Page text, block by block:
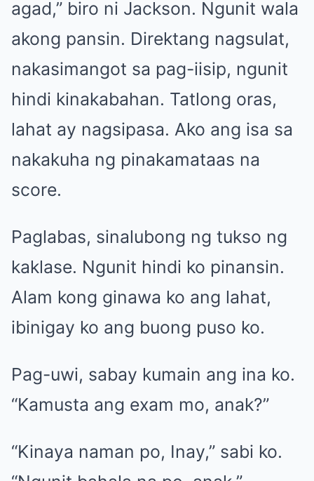
agad,” biro ni Jackson. Ngunit wala
akong pansin. Direktang nagsulat,
nakasimangot sa pag-iisip, ngunit
hindi kinakabahan. Tatlong oras,
lahat ay nagsipasa. Ako ang isa sa
nakakuha ng pinakamataas na
score.
Paglabas, sinalubong ng tukso ng
kaklase. Ngunit hindi ko pinansin.
Alam kong ginawa ko ang lahat,
ibinigay ko ang buong puso ko.
Pag-uwi, sabay kumain ang ina ko.
“Kamusta ang exam mo, anak?”
“Kinaya naman po, Inay,” sabi ko.